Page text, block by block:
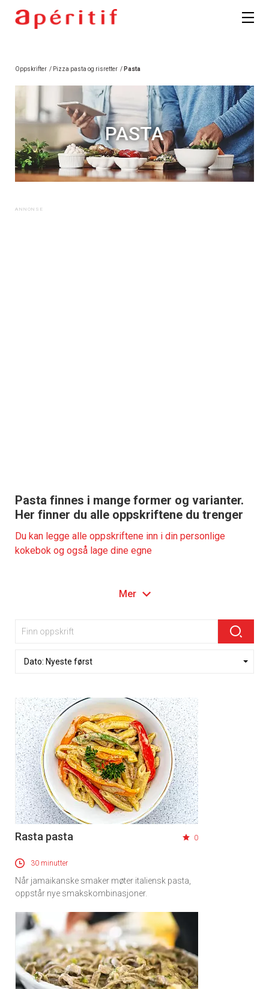
Oppskrifter / Pizza pasta og risretter / Pasta
PASTA
Pasta finnes i mange former og varianter.
Her finner du alle oppskriftene du trenger
Du kan legge alle oppskriftene inn i din personlige
kokebok og også lage dine egne
Mer
Rasta pasta 0
30 minutter
Når jamaikanske smaker møter italiensk pasta,
oppstår nye smakskombinasjoner.